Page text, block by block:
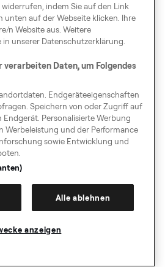
Daten
unabhängige
agieren. Daher sind sie für die
durchgeführte Verarbeitung
Sowohl Freenow als auch
Inhaber verpflichten sich
Datenschutzgesetze, zu denen
und weitere
gehören,
Daten
Geschäftszwecke zu
lange wie erforderlich
gelten die
für Fahrgäste von Freenow
Freenow-App gelten.
indem Sie auf den Link
unten auf der Webseite klicken. Ihre
n Website aus. Weitere
unserer Datenschutzerklärung.
verarbeiten Daten, um Folgendes
Endgeräteeigenschaften
Speichern von oder Zugriff auf
Personalisierte Werbung
Werbeleistung und der Performance
sowie Entwicklung und
Alle ablehnen
anzeigen